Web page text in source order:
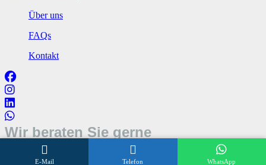
Über uns
FAQs
Kontakt
Wir beraten Sie gerne
Öffnungszeiten
E-Mail Telefon WhatsApp